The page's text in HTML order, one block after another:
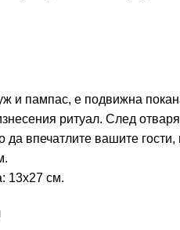
и пампас, е подвижна
ритуал. След
да впечатлите вашите
13х27 см.